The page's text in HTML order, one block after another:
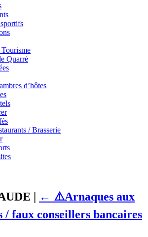
Quarré
d’hôtes
/ Brasserie
| ← ⚠️Arnaques aux
/ faux conseillers bancaires